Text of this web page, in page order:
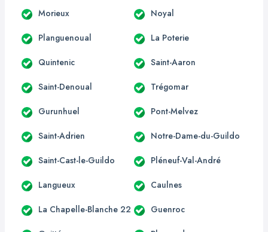
Morieux Noyal
Planguenoual La Poterie
Quintenic Saint-Aaron
Saint-Denoual Trégomar
Gurunhuel Pont-Melvez
Saint-Adrien Notre-Dame-du-Guildo
Saint-Cast-le-Guildo Pléneuf-Val-André
Langueux Caulnes
La Chapelle-Blanche 22 Guenroc